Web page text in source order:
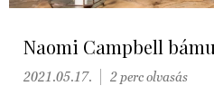
Naomi Campbell
2021.05.17. 2 perc olvasás